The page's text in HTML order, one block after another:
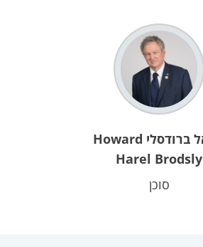
הראל ברודסלי Howard
Harel Brodsly
סוכן